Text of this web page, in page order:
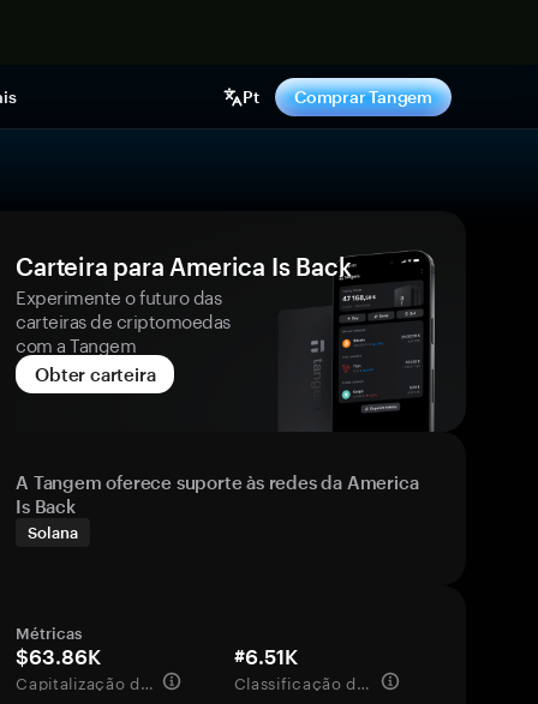
Pt Comprar Tangem
Carteira para America Is Back
Experimente o futuro das
carteiras de criptomoedas
com a Tangem
Obter carteira
A Tangem oferece suporte às redes da America
Is Back
Solana
Métricas
$63.86K
Capitalização de mercado
#6.51K
Classificação de mercado